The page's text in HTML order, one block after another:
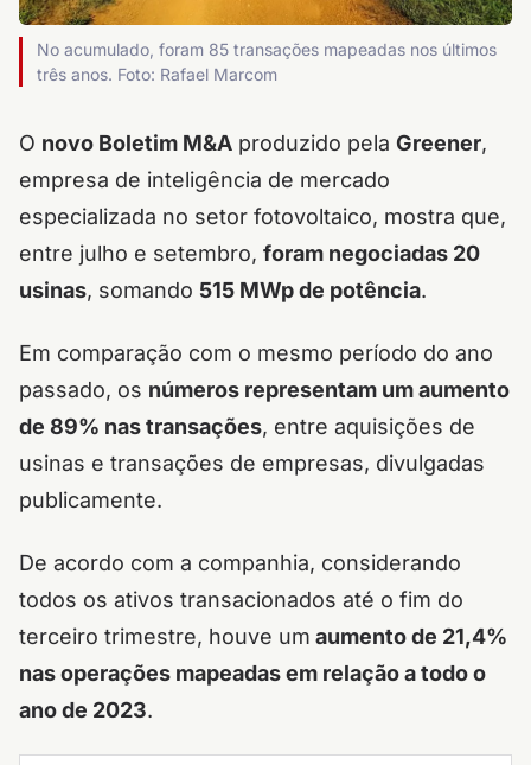
No acumulado, foram 85 transações mapeadas nos últimos
três anos. Foto: Rafael Marcom
O novo Boletim M&A produzido pela Greener,
empresa de inteligência de mercado
especializada no setor fotovoltaico, mostra que,
entre julho e setembro, foram negociadas 20
usinas, somando 515 MWp de potência.
Em comparação com o mesmo período do ano
passado, os números representam um aumento
de 89% nas transações, entre aquisições de
usinas e transações de empresas, divulgadas
publicamente.
De acordo com a companhia, considerando
todos os ativos transacionados até o fim do
terceiro trimestre, houve um aumento de 21,4%
nas operações mapeadas em relação a todo o
ano de 2023.